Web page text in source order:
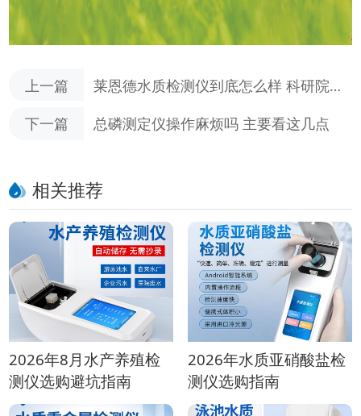
上一篇
莱恩德水质检测仪到底怎么样 科研院校
和工业园区怎么选
下一篇 总磷测定仪操作麻烦吗 主要看这几点
相关推荐
2026年8月水产养殖检
测仪选购避坑指南
2026年水质亚硝酸盐检
测仪选购指南